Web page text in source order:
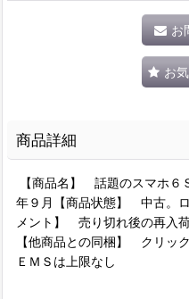
お
お
商品詳細
【商品名】 話題のスマホ６
年９月【商品状態】 中古。
メント】 売り切れ後の再入
【他商品との同梱】 クリッ
ＥＭＳは上限なし